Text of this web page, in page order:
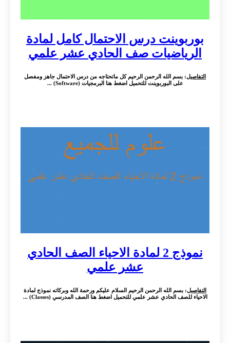
بوربوينت درس الاحتمال كامل لمادة
الرياضيات صف الحادي عشر علمي
التفاصيل: بسم الله الرحمن الرحيم كل ماتحتاجه من درس الاحتمال جاهز ومفصل
على البوربوينت للتحميل اضغط هنا البرمجيات (Software) ...
نموذج 2 لمادة الاحياء الصف الحادي
عشر علمي
التفاصيل: بسم الله الرحمن الرحيم السلام عليكم ورحمة الله وبركاته نموذج لمادة
الاحياء للصف الحادي عشر علمي للتحميل اضغط هنا الصف المدرسي (Classes) ...